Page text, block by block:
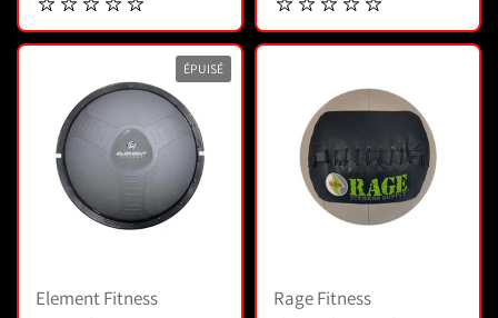
Element Fitness
ÉPUISÉ
Rage Fitness